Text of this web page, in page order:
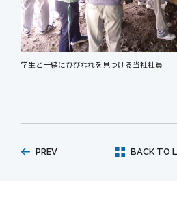
学生と一緒にひびわれを見つける当社社員
PREV BACK TO